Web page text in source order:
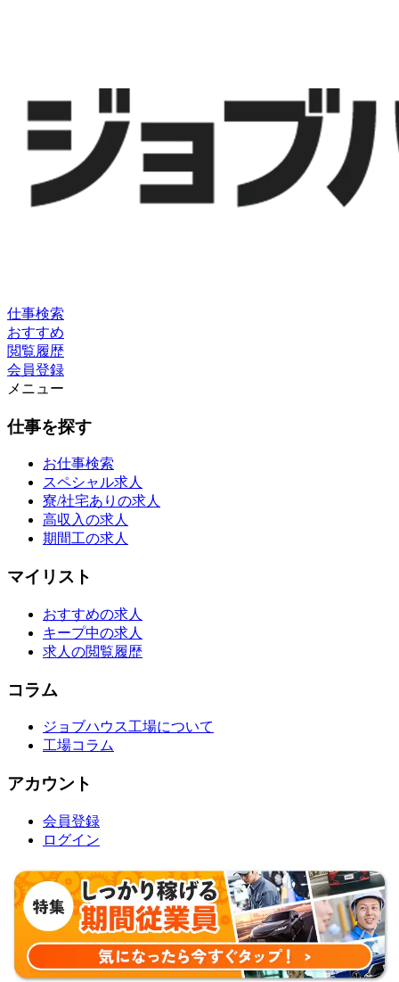
仕事検索
おすすめ
閲覧履歴
会員登録
メニュー
仕事を探す
お仕事検索
スペシャル求人
寮/社宅ありの求人
高収入の求人
期間工の求人
マイリスト
おすすめの求人
キープ中の求人
求人の閲覧履歴
コラム
ジョブハウス工場について
工場コラム
アカウント
会員登録
ログイン